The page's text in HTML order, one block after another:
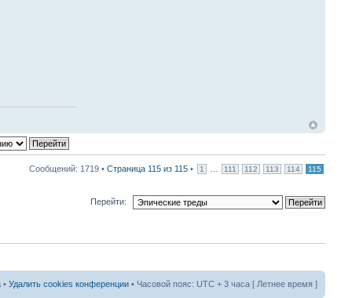
Сообщений: 1719 • Страница 115 из 115 • 1 111 112 113 114 115
Перейти:
• Удалить cookies конференции • Часовой пояс: UTC + 3 часа [ Летнее время ]